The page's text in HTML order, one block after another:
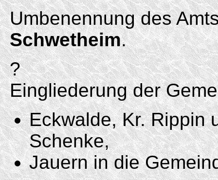
Umbenennung des
Schwetheim.
?
Eingliederung der
Eckwalde, Kr. Rippin
Schenke,
Jauern in die